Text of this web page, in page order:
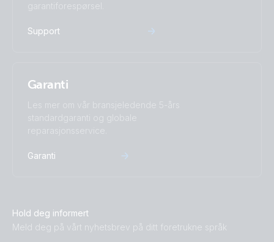
garantiforespørsel.
Support
Garanti
Les mer om vår bransjeledende 5-års
standardgaranti og globale
reparasjonsservice.
Garanti
Hold deg informert
Meld deg på vårt nyhetsbrev på ditt foretrukne språk